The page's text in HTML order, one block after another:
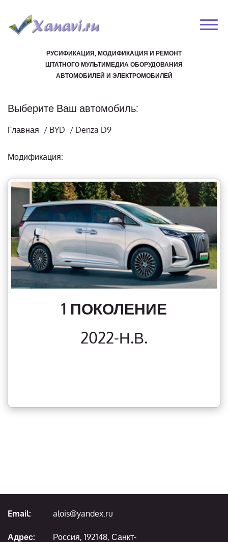
РУСИФИКАЦИЯ, МОДИФИКАЦИЯ И РЕМОНТ
ШТАТНОГО МУЛЬТИМЕДИА ОБОРУДОВАНИЯ
АВТОМОБИЛЕЙ И ЭЛЕКТРОМОБИЛЕЙ
Выберите Ваш автомобиль:
Главная / BYD / Denza D9
Модификация:
1 ПОКОЛЕНИЕ
2022-Н.В.
Email: alois@yandex.ru
Адрес:
Россия, 192148, Санкт-